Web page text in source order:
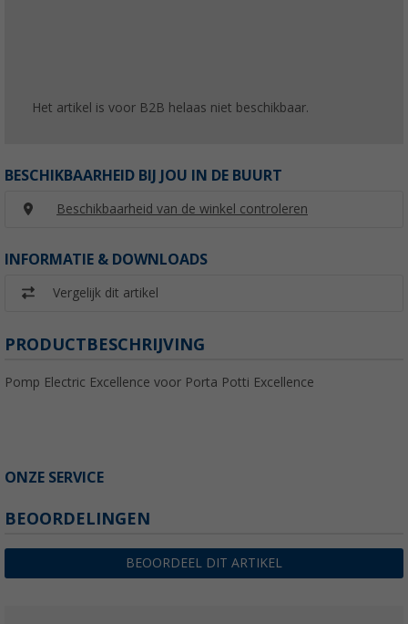
Het artikel is voor B2B helaas niet beschikbaar.
BESCHIKBAARHEID BIJ JOU IN DE BUURT
Beschikbaarheid van de winkel controleren
INFORMATIE & DOWNLOADS
Vergelijk dit artikel
PRODUCTBESCHRIJVING
Pomp Electric Excellence voor Porta Potti Excellence
ONZE SERVICE
BEOORDELINGEN
BEOORDEEL DIT ARTIKEL